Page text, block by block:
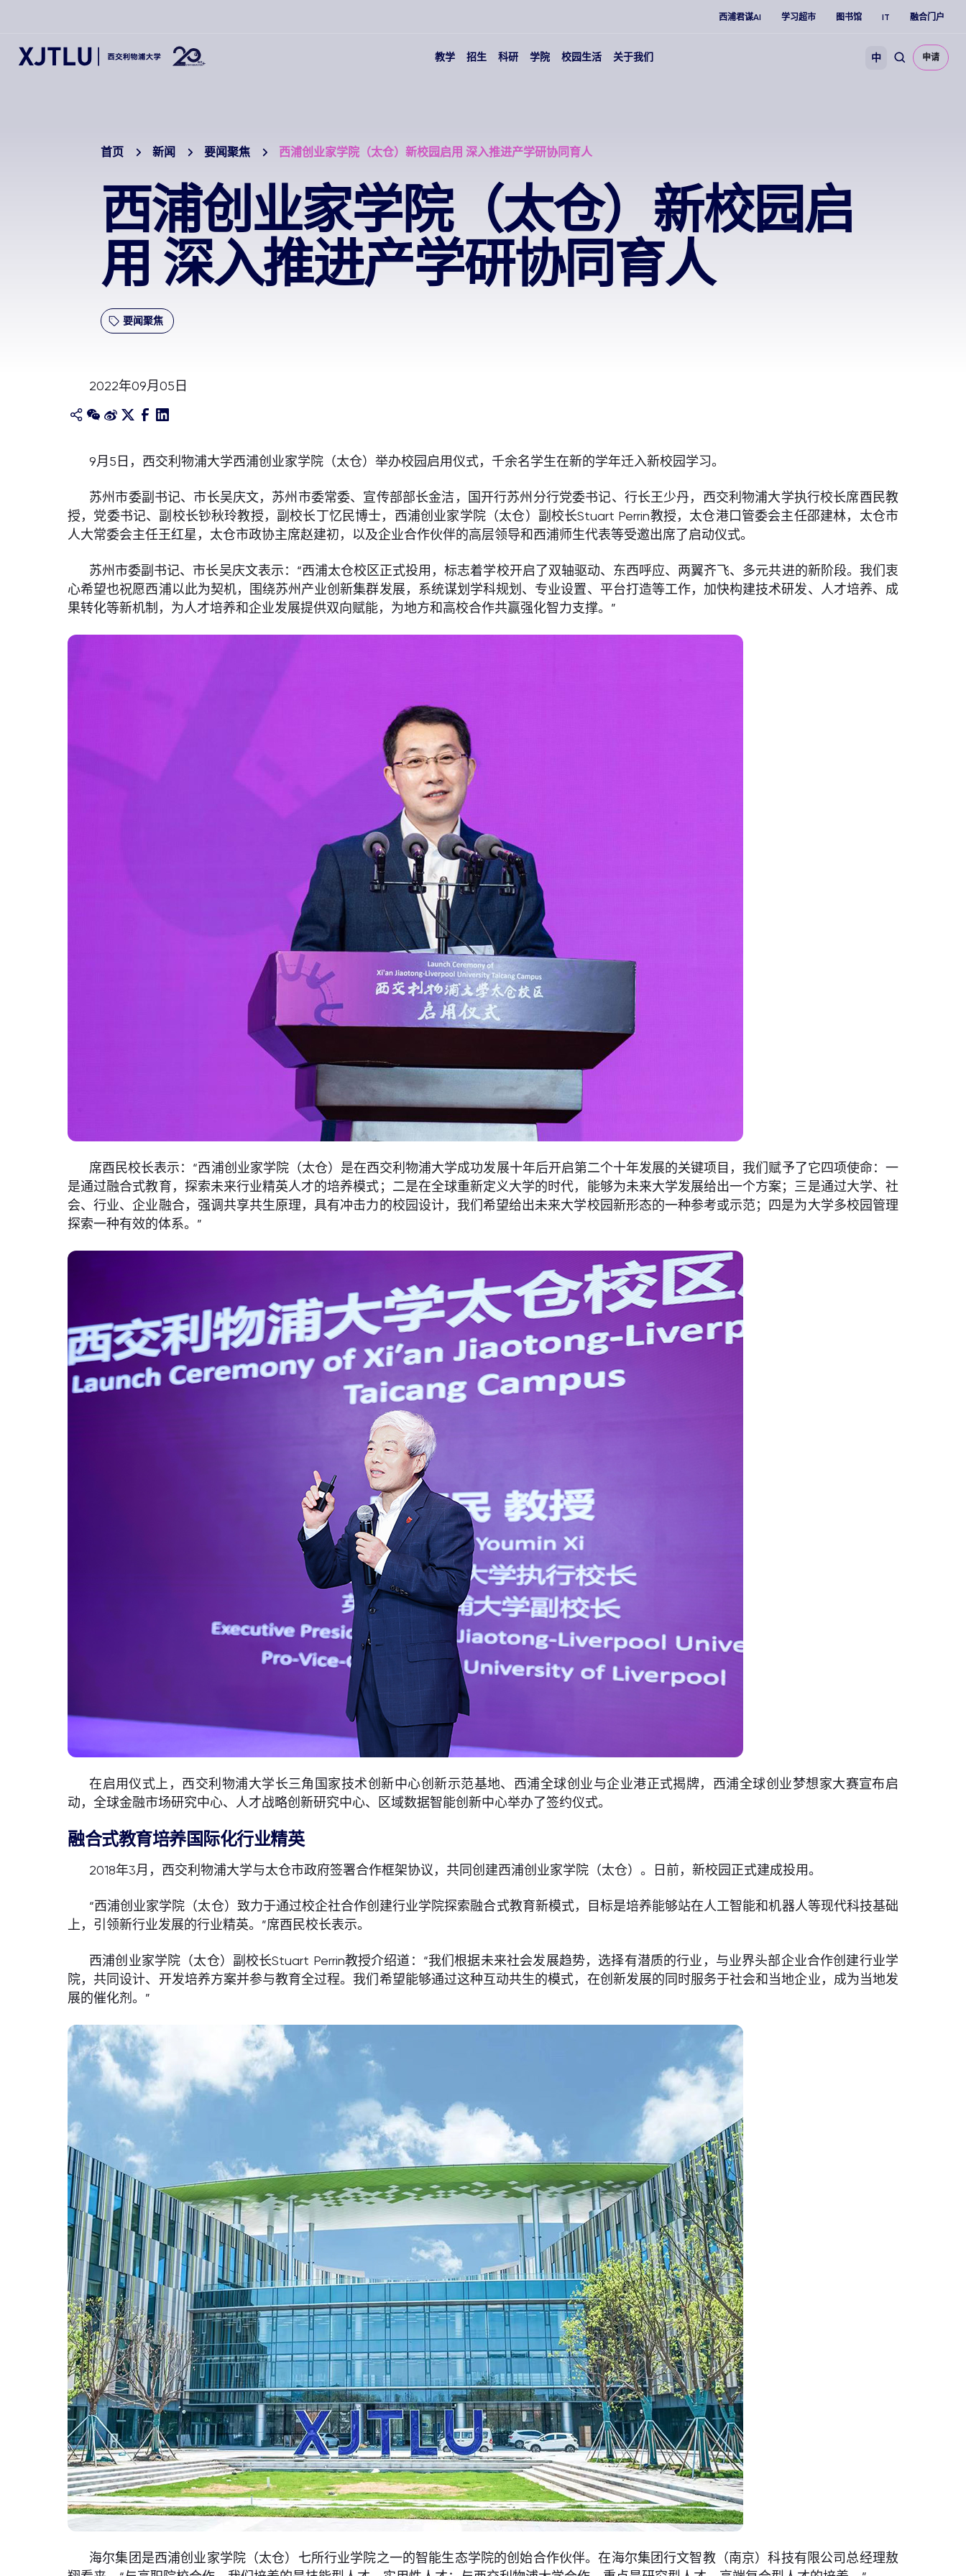
西浦君谋AI 学习超市 图书馆 IT 融合门户
教学 招生 科研 学院 校园生活 关于我们 中 申请
首页 新闻 要闻聚焦 西浦创业家学院（太仓）新校园启用 深入推进产学研协同育人
西浦创业家学院（太仓）新校园启
用 深入推进产学研协同育人
要闻聚焦
2022年09月05日
9月5日，西交利物浦大学西浦创业家学院（太仓）举办校园启用仪式，千余名学生在新的学年迁入新校园学习。
苏州市委副书记、市长吴庆文，苏州市委常委、宣传部部长金洁，国开行苏州分行党委书记、行长王少丹，西交利物浦大学执行校长席酉民教
授，党委书记、副校长钞秋玲教授，副校长丁忆民博士，西浦创业家学院（太仓）副校长Stuart Perrin教授，太仓港口管委会主任邵建林，太仓市
人大常委会主任王红星，太仓市政协主席赵建初，以及企业合作伙伴的高层领导和西浦师生代表等受邀出席了启动仪式。
苏州市委副书记、市长吴庆文表示：“西浦太仓校区正式投用，标志着学校开启了双轴驱动、东西呼应、两翼齐飞、多元共进的新阶段。我们衷
心希望也祝愿西浦以此为契机，围绕苏州产业创新集群发展，系统谋划学科规划、专业设置、平台打造等工作，加快构建技术研发、人才培养、成
果转化等新机制，为人才培养和企业发展提供双向赋能，为地方和高校合作共赢强化智力支撑。”
席酉民校长表示：“西浦创业家学院（太仓）是在西交利物浦大学成功发展十年后开启第二个十年发展的关键项目，我们赋予了它四项使命：一
是通过融合式教育，探索未来行业精英人才的培养模式；二是在全球重新定义大学的时代，能够为未来大学发展给出一个方案；三是通过大学、社
会、行业、企业融合，强调共享共生原理，具有冲击力的校园设计，我们希望给出未来大学校园新形态的一种参考或示范；四是为大学多校园管理
探索一种有效的体系。”
在启用仪式上，西交利物浦大学长三角国家技术创新中心创新示范基地、西浦全球创业与企业港正式揭牌，西浦全球创业梦想家大赛宣布启
动，全球金融市场研究中心、人才战略创新研究中心、区域数据智能创新中心举办了签约仪式。
融合式教育培养国际化行业精英
2018年3月，西交利物浦大学与太仓市政府签署合作框架协议，共同创建西浦创业家学院（太仓）。日前，新校园正式建成投用。
“西浦创业家学院（太仓）致力于通过校企社合作创建行业学院探索融合式教育新模式，目标是培养能够站在人工智能和机器人等现代科技基础
上，引领新行业发展的行业精英。”席酉民校长表示。
西浦创业家学院（太仓）副校长Stuart Perrin教授介绍道：“我们根据未来社会发展趋势，选择有潜质的行业，与业界头部企业合作创建行业学
院，共同设计、开发培养方案并参与教育全过程。我们希望能够通过这种互动共生的模式，在创新发展的同时服务于社会和当地企业，成为当地发
展的催化剂。”
海尔集团是西浦创业家学院（太仓）七所行业学院之一的智能生态学院的创始合作伙伴。在海尔集团行文智教（南京）科技有限公司总经理敖